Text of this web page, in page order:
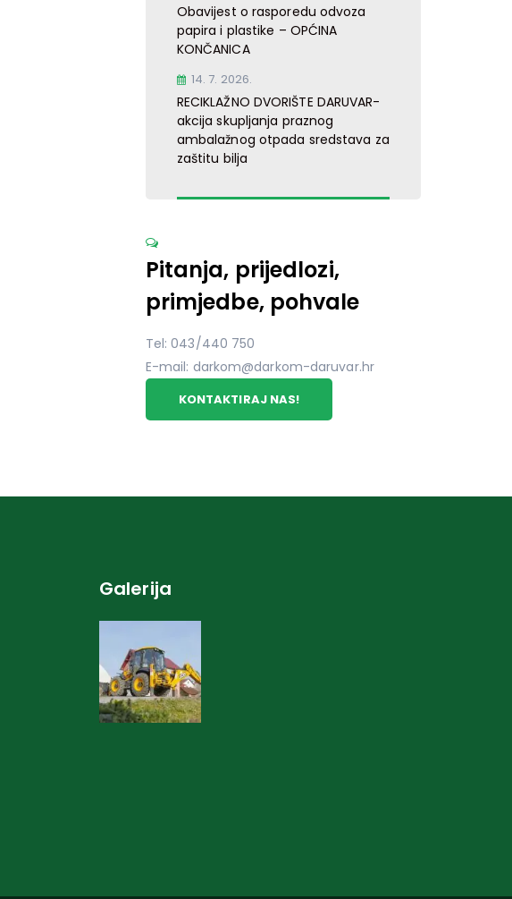
Obavijest o rasporedu odvoza
papira i plastike – OPĆINA
KONČANICA
14. 7. 2026.
RECIKLAŽNO DVORIŠTE DARUVAR-
akcija skupljanja praznog
ambalažnog otpada sredstava za
zaštitu bilja
Pitanja, prijedlozi,
primjedbe, pohvale
Tel: 043/440 750
E-mail: darkom@darkom-daruvar.hr
KONTAKTIRAJ NAS!
Galerija